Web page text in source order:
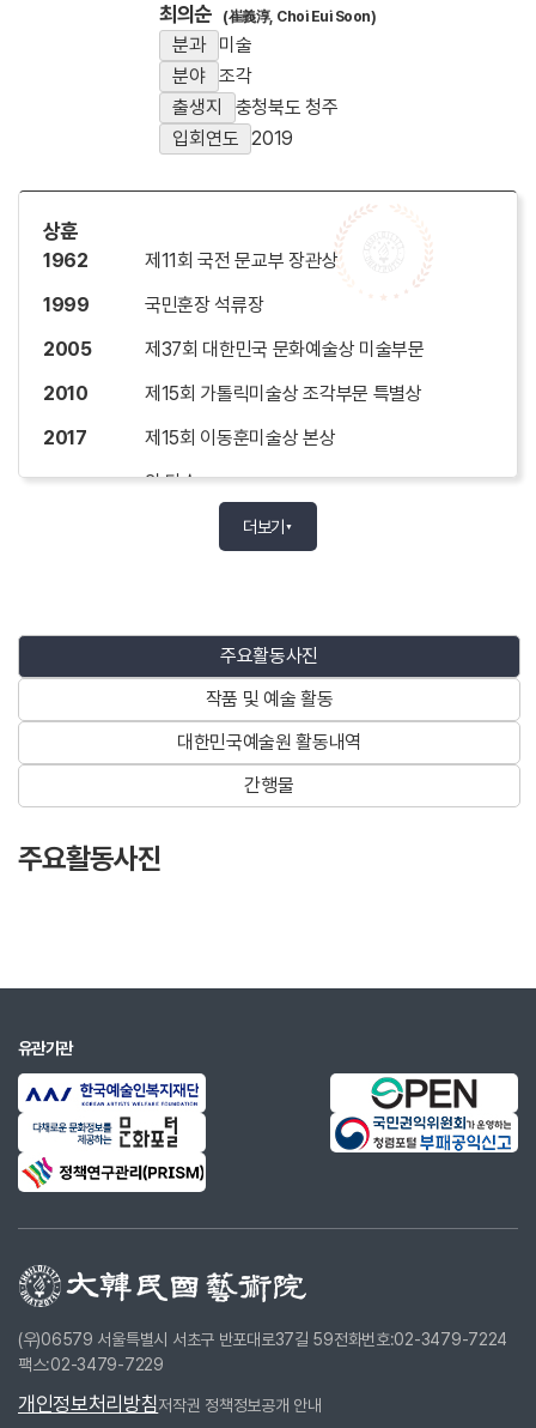
최의순 (崔義淳, Choi Eui Soon)
분과
미술
분야 조각
출생지
충청북도 청주
입회연도 2019
상훈
1962
제11회 국전 문교부 장관상
1999
국민훈장 석류장
2005
제37회 대한민국 문화예술상 미술부문
2010
제15회 가톨릭미술상 조각부문 특별상
2017
제15회 이동훈미술상 본상
외 다수
제10회 상파울로비엔날레(브라질)
최의순 조각전, 서울미술관
최의순 조각전, 정송화랑
정년퇴임 기념 최의순 조각전, 서울대박물관
2002
최의순 조각전, 오늘의 한국조각, 모란미술관
3.~04.09
러리1898)
1.~07.28
2019.09.0
3.~09.27
제40회 대한민국예술원 미술전(예술원 전시
실)
2019.09.0 '김수환추기경 선종 10주년 기념 추모전’(갤러
~10.19
리)
~11.09
문화재단, UAE 아부다비)
2019.11.29. '김윤수 선생 1주기 추모전’(가나아트옥션하우
더보기 ▼
주요활동사진
작품 및 예술 활동
대한민국예술원 활동내역
간행물
주요활동사진
유관기관
(우)06579 서울특별시 서초구 반포대로37길 59전화번호:02-3479-7224
팩스:02-3479-7229
개인정보처리방침저작권 정책정보공개 안내